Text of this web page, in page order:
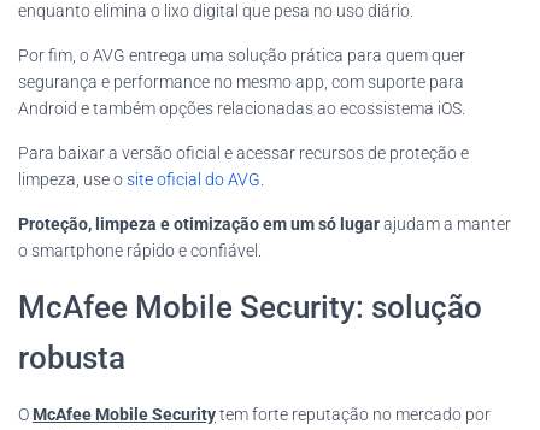
enquanto elimina o lixo digital que pesa no uso diário.
Por fim, o AVG entrega uma solução prática para quem quer
segurança e performance no mesmo app, com suporte para
Android e também opções relacionadas ao ecossistema iOS.
Para baixar a versão oficial e acessar recursos de proteção e
limpeza, use osite oficial do AVG
Proteção, limpeza e otimização em um só lugarajudam a manter
o smartphone rápido e confiável.
McAfee Mobile Security: solução
robusta
O McAfee Mobile Securitytem forte reputação no mercado por